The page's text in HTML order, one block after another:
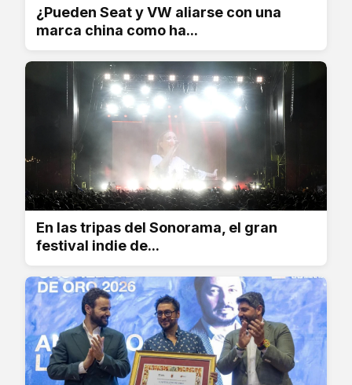
¿Pueden Seat y VW aliarse con una
marca china como ha...
En las tripas del Sonorama, el gran
festival indie de...